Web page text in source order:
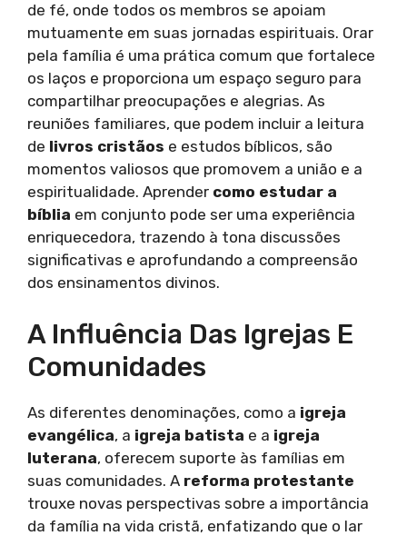
de fé, onde todos os membros se apoiam
mutuamente em suas jornadas espirituais. Orar
pela família é uma prática comum que fortalece
os laços e proporciona um espaço seguro para
compartilhar preocupações e alegrias. As
reuniões familiares, que podem incluir a leitura
de livros cristãos e estudos bíblicos, são
momentos valiosos que promovem a união e a
espiritualidade. Aprender como estudar a
bíblia em conjunto pode ser uma experiência
enriquecedora, trazendo à tona discussões
significativas e aprofundando a compreensão
dos ensinamentos divinos.
A Influência Das Igrejas E
Comunidades
As diferentes denominações, como a igreja
evangélica, a igreja batista e a igreja
luterana, oferecem suporte às famílias em
suas comunidades. A reforma protestante
trouxe novas perspectivas sobre a importância
da família na vida cristã, enfatizando que o lar